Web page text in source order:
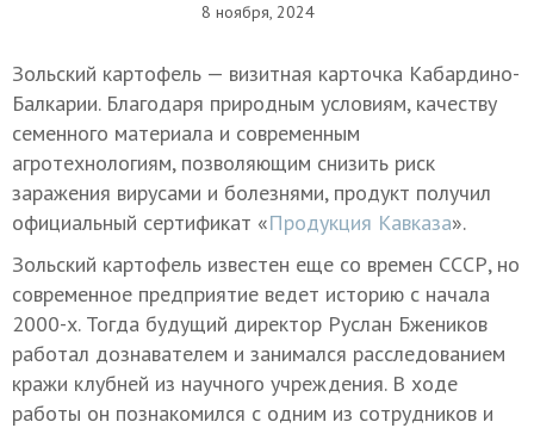
8 ноября, 2024
Зольский картофель — визитная карточка Кабардино-
Балкарии. Благодаря природным условиям, качеству
семенного материала и современным
агротехнологиям, позволяющим снизить риск
заражения вирусами и болезнями, продукт получил
официальный сертификат «Продукция Кавказа».
Зольский картофель известен еще со времен СССР, но
современное предприятие ведет историю с начала
2000-х. Тогда будущий директор Руслан Бжеников
работал дознавателем и занимался расследованием
кражи клубней из научного учреждения. В ходе
работы он познакомился с одним из сотрудников и